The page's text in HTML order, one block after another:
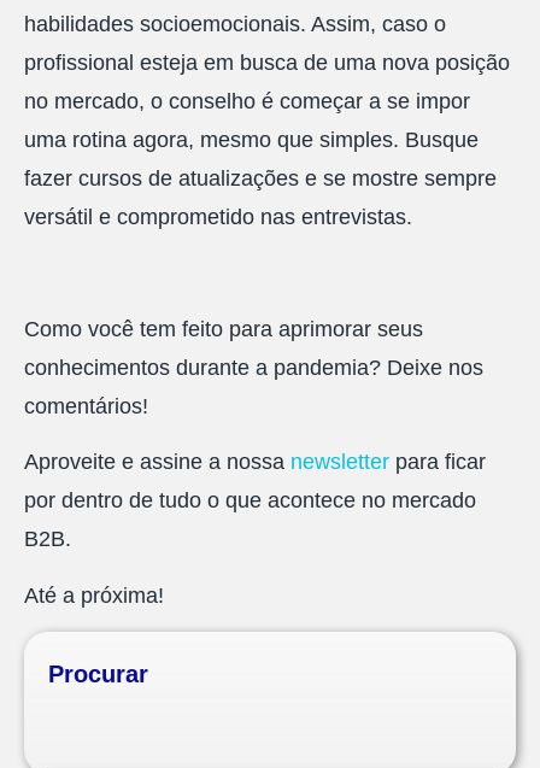
habilidades socioemocionais. Assim, caso o
profissional esteja em busca de uma nova posição
no mercado, o conselho é começar a se impor
uma rotina agora, mesmo que simples. Busque
fazer cursos de atualizações e se mostre sempre
versátil e comprometido nas entrevistas.
Como você tem feito para aprimorar seus
conhecimentos durante a pandemia? Deixe nos
comentários!
Aproveite e assine a nossa newsletter para ficar
por dentro de tudo o que acontece no mercado
B2B.
Até a próxima!
Procurar